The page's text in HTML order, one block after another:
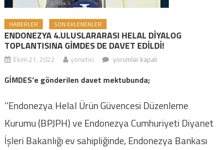
HABERLER SON EKLENENLER
ENDONEZYA 4.ULUSLARARASI HELAL DİYALOG
TOPLANTISINA GİMDES DE DAVET EDİLDİ!
Ekim 21, 2022 yonetici
ENDONEZYA 4.ULUSLARARASI HELAL
DAVET EDİLDİ! için
yorumlar kapalı
GİMDES’e gönderilen davet mektubunda;
‘’Endonezya Helal Ürün Güvencesi Düzenleme
Kurumu (BPJPH) ve Endonezya Cumhuriyeti Diyanet
İşleri Bakanlığı ev sahipliğinde, Endonezya Bankası